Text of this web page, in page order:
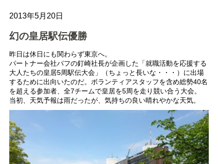
2013年5月20日
幻の皇居駅伝優勝
昨日は休日にも関わらず東京へ。
パートナー会社パフの釘崎社長が企画した「就職活動を応援する
大人たちの皇居5周駅伝大会」（ちょっと長いな・・・）に出場
するために出向いたのだ。ボランティアスタッフを含め総勢40名
を超える参加者、全7チームで皇居を5周を走り競い合う大会。
当初、天気予報は雨だったが、気持ちの良い晴れやかな天気。